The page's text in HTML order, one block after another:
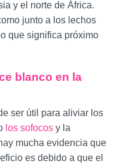
y el norte de África.
junto a los lechos
que significa próximo
blanco en la
ser útil para aliviar los
los sofocos y la
mucha evidencia que
es debido a que el